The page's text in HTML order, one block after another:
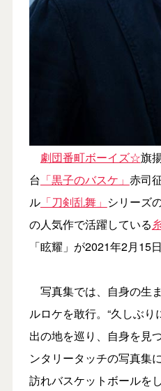
劇団番町ボーイズ☆旗
台 「黒子のバスケ」 赤司
ル「刀剣乱舞」 シリーズ
の人気作で活躍している
「眩耀」が2021年2月15
写真集では、自身の生
ルロケを敢行。“久しぶ
出の地を巡り、自身を見
ンタリータッチの写真集
訪れバスケットボールを